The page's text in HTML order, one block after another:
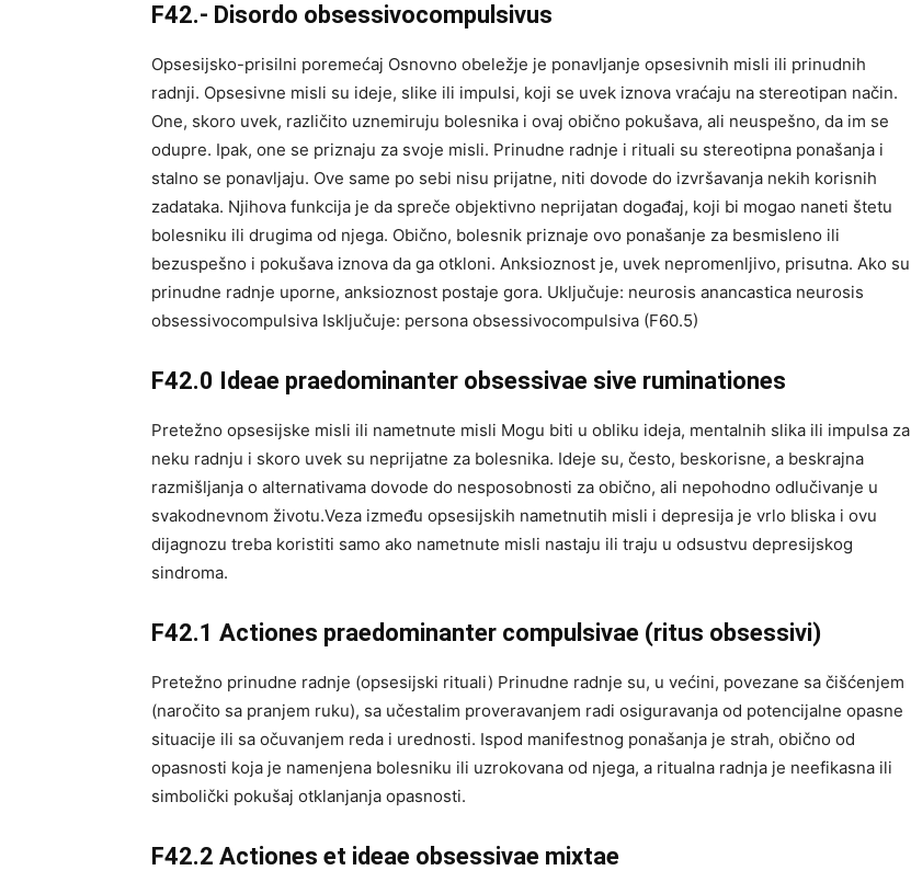
F42.- Disordo obsessivocompulsivus
Opsesijsko-prisilni poremećaj Osnovno obeležje je ponavljanje opsesivnih misli ili prinudnih
radnji. Opsesivne misli su ideje, slike ili impulsi, koji se uvek iznova vraćaju na stereotipan način.
One, skoro uvek, različito uznemiruju bolesnika i ovaj obično pokušava, ali neuspešno, da im se
odupre. Ipak, one se priznaju za svoje misli. Prinudne radnje i rituali su stereotipna ponašanja i
stalno se ponavljaju. Ove same po sebi nisu prijatne, niti dovode do izvršavanja nekih korisnih
zadataka. Njihova funkcija je da spreče objektivno neprijatan događaj, koji bi mogao naneti štetu
bolesniku ili drugima od njega. Obično, bolesnik priznaje ovo ponašanje za besmisleno ili
bezuspešno i pokušava iznova da ga otkloni. Anksioznost je, uvek nepromenljivo, prisutna. Ako su
prinudne radnje uporne, anksioznost postaje gora. Uključuje: neurosis anancastica neurosis
obsessivocompulsiva Isključuje: persona obsessivocompulsiva (F60.5)
F42.0 Ideae praedominanter obsessivae sive ruminationes
Pretežno opsesijske misli ili nametnute misli Mogu biti u obliku ideja, mentalnih slika ili impulsa za
neku radnju i skoro uvek su neprijatne za bolesnika. Ideje su, često, beskorisne, a beskrajna
razmišljanja o alternativama dovode do nesposobnosti za obično, ali nepohodno odlučivanje u
svakodnevnom životu.Veza između opsesijskih nametnutih misli i depresija je vrlo bliska i ovu
dijagnozu treba koristiti samo ako nametnute misli nastaju ili traju u odsustvu depresijskog
sindroma.
F42.1 Actiones praedominanter compulsivae (ritus obsessivi)
Pretežno prinudne radnje (opsesijski rituali) Prinudne radnje su, u većini, povezane sa čišćenjem
(naročito sa pranjem ruku), sa učestalim proveravanjem radi osiguravanja od potencijalne opasne
situacije ili sa očuvanjem reda i urednosti. Ispod manifestnog ponašanja je strah, obično od
opasnosti koja je namenjena bolesniku ili uzrokovana od njega, a ritualna radnja je neefikasna ili
simbolički pokušaj otklanjanja opasnosti.
F42.2 Actiones et ideae obsessivae mixtae